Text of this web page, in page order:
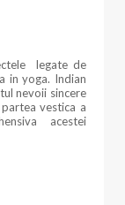
legate de
in yoga. Indian
nevoii sincere
vestica a
acestei